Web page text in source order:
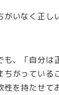
がいなく正し
も、「自分は
ちがっている
性を持たせて